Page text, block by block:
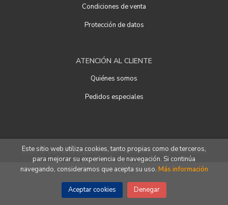
Condiciones de venta
Protección de datos
ATENCIÓN AL CLIENTE
Quiénes somos
Pedidos especiales
2026 ©Librería Ágora. Todos los Derechos Reservados
Este sitio web utiliza cookies, tanto propias como de terceros,
para mejorar su experiencia de navegación. Si continúa
navegando, consideramos que acepta su uso. Más información
Aceptar cookies Denegar